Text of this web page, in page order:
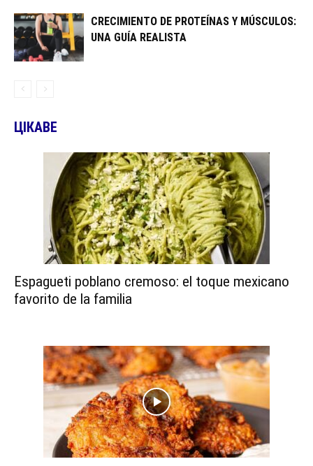
CRECIMIENTO DE PROTEÍNAS Y MÚSCULOS:
UNA GUÍA REALISTA
ЦІКАВЕ
Espagueti poblano cremoso: el toque mexicano
favorito de la familia